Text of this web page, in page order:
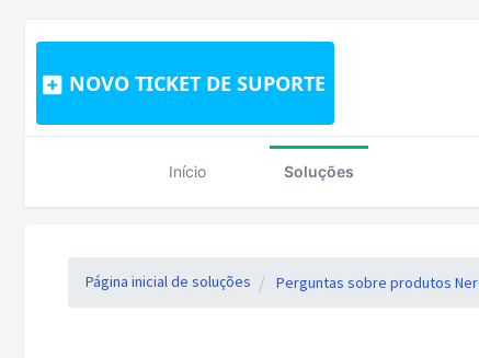
NOVO TICKET DE SUPORTE
Início Soluções
Página inicial de soluções Perguntas sobre produtos